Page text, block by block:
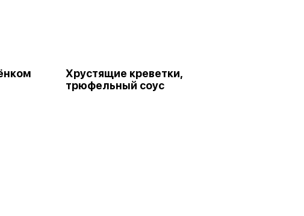
Хрустящие креветки,
трюфельный соус